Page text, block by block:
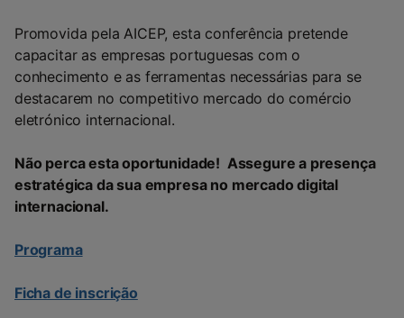
Promovida pela AICEP, esta conferência pretende
capacitar as empresas portuguesas com o
conhecimento e as ferramentas necessárias para se
destacarem no competitivo mercado do comércio
eletrónico internacional.
Não perca esta oportunidade! Assegure a presença
estratégica da sua empresa no mercado digital
internacional.
Programa
Ficha de inscrição